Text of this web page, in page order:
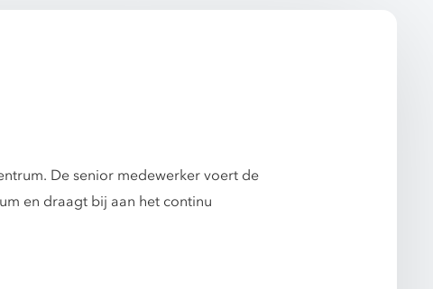
De senior medewerker voert de
en draagt bij aan het continu